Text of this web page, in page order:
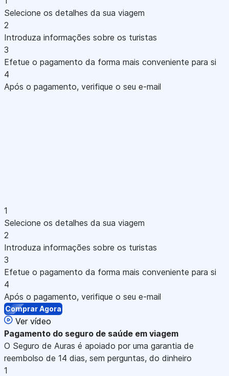
Selecione os detalhes da sua viagem
2
Introduza informações sobre os turistas
3
Efetue o pagamento da forma mais conveniente para si
4
Após o pagamento, verifique o seu e-mail
1
Selecione os detalhes da sua viagem
2
Introduza informações sobre os turistas
3
Efetue o pagamento da forma mais conveniente para si
4
Após o pagamento, verifique o seu e-mail
Comprar Agora
Ver vídeo
Pagamento do seguro de saúde em viagem
O Seguro de Auras é apoiado por uma garantia de
reembolso de 14 dias, sem perguntas, do dinheiro
1